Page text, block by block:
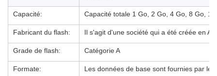
Capacité: Capacité totale 1 Go, 2 Go, 4 Go, 8 Go,
Fabricant du flash: Il s'agit d'une société qui a été créée en
Grade de flash: Catégorie A
Formate: Les données de base sont fournies par